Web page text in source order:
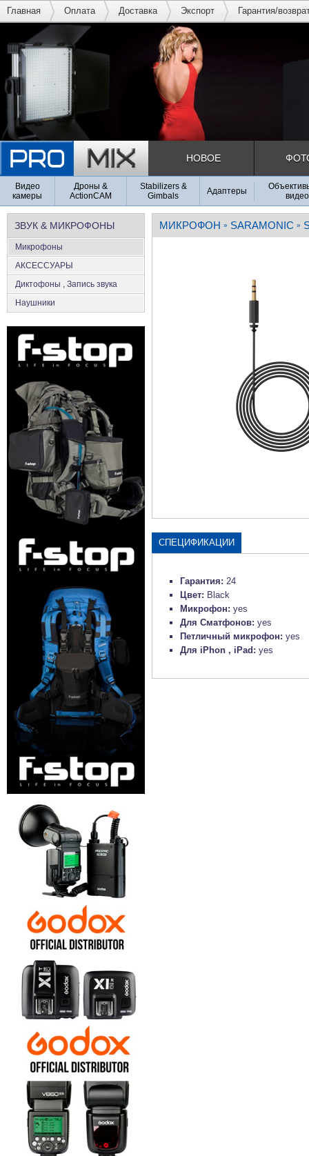
Главная Оплата Доставка Экспорт Гарантия/
НОВОЕ
Видео
камеры
Дроны &
ActionCAM
Stabilizers &
Gimbals
Адаптеры
ЗВУК & МИКРОФОНЫ
Микрофоны
АКСЕССУАРЫ
Диктофоны , Запись звука
Наушники
МИКРОФОН » SARAMONIC »
СПЕЦИФИКАЦИИ
Гарантия: 24
Цвет: Black
Микрофон: yes
Для Сматфонов: yes
Петличный микрофон: yes
Для iPhon , iPad: yes